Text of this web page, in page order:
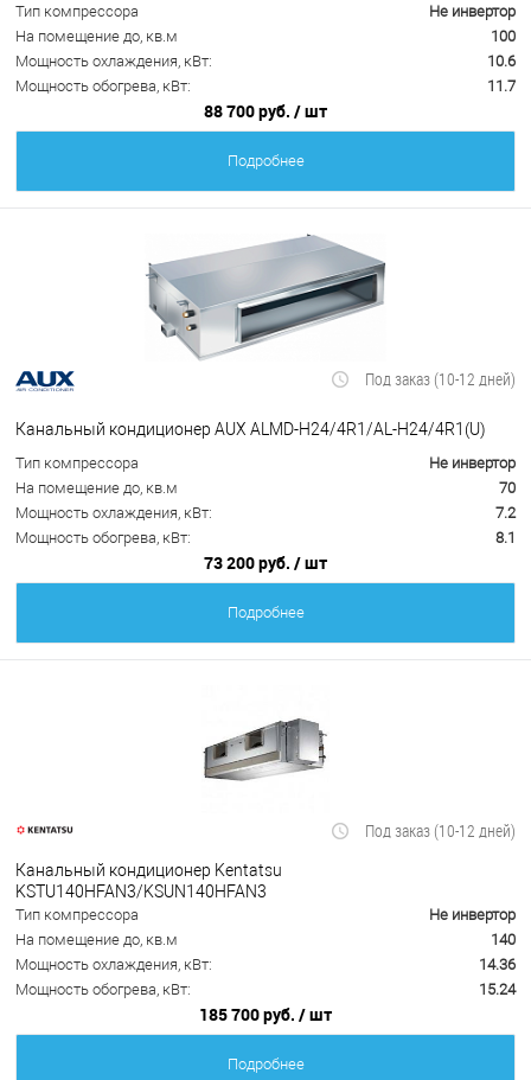
Тип компрессора
Не инвертор
На помещение до, кв.м
100
Мощность охлаждения, кВт:
10.6
Мощность обогрева, кВт:
11.7
88 700 руб. / шт
Подробнее
Под заказ (10-12 дней)
Канальный кондиционер AUX ALMD-H24/4R1/AL-H24/4R1(U)
Тип компрессора
Не инвертор
На помещение до, кв.м
70
Мощность охлаждения, кВт:
7.2
Мощность обогрева, кВт:
8.1
73 200 руб. / шт
Подробнее
Под заказ (10-12 дней)
Канальный кондиционер Kentatsu
KSTU140HFAN3/KSUN140HFAN3
Тип компрессора
Не инвертор
На помещение до, кв.м
140
Мощность охлаждения, кВт:
14.36
Мощность обогрева, кВт:
15.24
185 700 руб. / шт
Подробнее